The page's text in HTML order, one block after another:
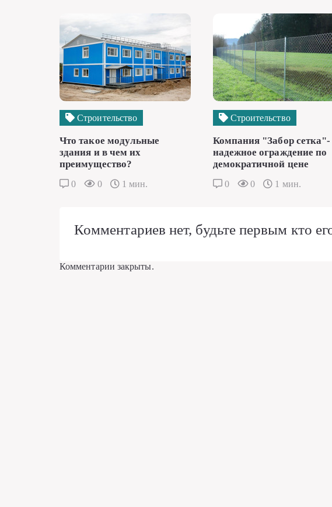
Строительство
Что такое модульные
здания и в чем их
преимущество?
0 0 1 мин.
Строительство
Компания "Забор сетка"-
надежное ограждение по
демократичной цене
0 0 1 мин.
Комментариев нет, будьте первым кто
Комментарии закрыты.